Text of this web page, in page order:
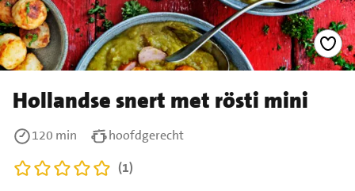
Hollandse snert met rösti mini
120 min
hoofdgerecht
(1)